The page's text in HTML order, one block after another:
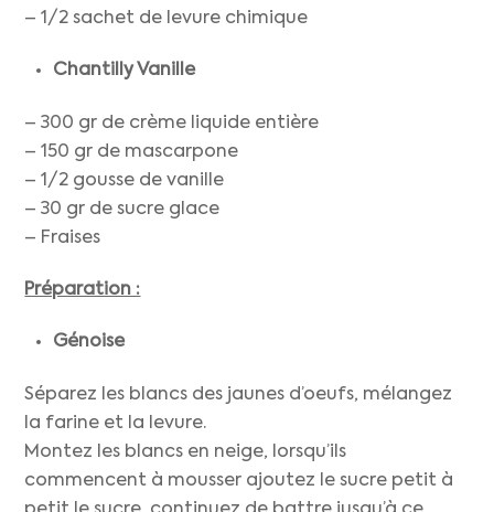
– 1/2 sachet de levure chimique
Chantilly Vanille
– 300 gr de crème liquide entière
– 150 gr de mascarpone
– 1/2 gousse de vanille
– 30 gr de sucre glace
– Fraises
Préparation :
Génoise
Séparez les blancs des jaunes d’oeufs, mélangez
la farine et la levure.
Montez les blancs en neige, lorsqu’ils
commencent à mousser ajoutez le sucre petit à